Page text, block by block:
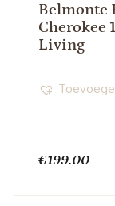
Belmonte
Cherokee
Living
€199.00